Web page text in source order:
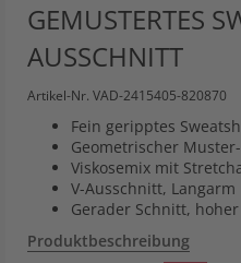
GEMUSTERTES
AUSSCHNITT
Artikel-Nr. VAD-2415405-820870
Fein geripptes
Geometrischer
Viskosemix mit
V-Ausschnitt, Langarm
Gerader Schnitt,
Produktbeschreibung